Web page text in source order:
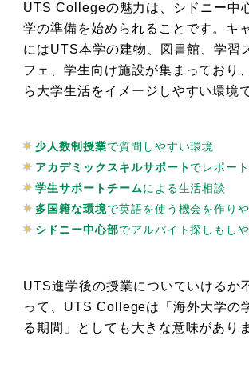
UTS Collegeの魅力は、シドニー中
学の準備を始められることです。キ
にはUTS本学の建物、図書館、学習
フェ、学生向け施設が集まっており
ら大学生活をイメージしやすい環境
少人数制授業で質問しやすい環境
アカデミックスキルサポートでレポー
学生サポートチームによる生活相談
多国籍な環境で英語を使う機会を作り
シドニー中心部でアルバイト探しもし
UTS進学後の授業についていけるか
って、UTS Collegeは「海外大学の
る期間」としても大きな意味があり